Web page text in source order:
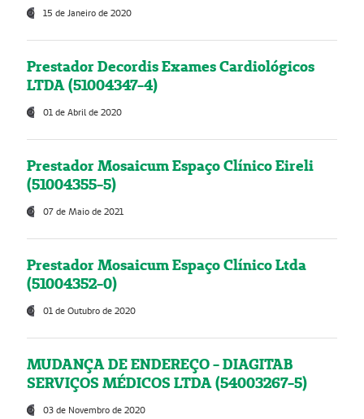
15 de Janeiro de 2020
Prestador Decordis Exames Cardiológicos
LTDA (51004347-4)
01 de Abril de 2020
Prestador Mosaicum Espaço Clínico Eireli
(51004355-5)
07 de Maio de 2021
Prestador Mosaicum Espaço Clínico Ltda
(51004352-0)
01 de Outubro de 2020
MUDANÇA DE ENDEREÇO - DIAGITAB
SERVIÇOS MÉDICOS LTDA (54003267-5)
03 de Novembro de 2020